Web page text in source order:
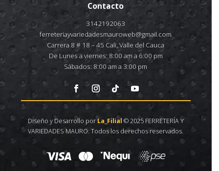
Contacto
3142192063
ferreteriayvariedadesmauroweb@gmail.com
Carrera 8 # 18 – 45 Cali, Valle del Cauca
De Lunes a viernes: 8:00 am a 6:00 pm
Sábados: 8:00 am a 3:00 pm
Diseño y Desarrollo porLa_Filial © 2025 FERRETERÍA Y
VARIEDADES MAURO. Todos los derechos reservados.